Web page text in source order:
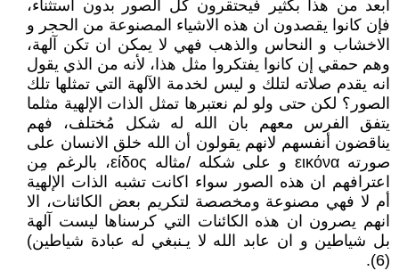
ابعد من هذا بكثير فيحتقرون كل الصور بدون استثناء،
فإن كانوا يقصدون ان هذه الاشياء المصنوعة من الحجر و
الاخشاب و النحاس والذهب فهي لا يمكن ان تكن آلهة،
وهم حمقي إن كانوا يفتكروا مثل هذا، لأنه من الذي يقول
انه يقدم صلاته لتلك و ليس لخدمة الآلهة التي تمثلها تلك
الصور؟ لكن حتى ولو لم نعتبرها تمثل الذات الإلهية مثلما
يتفق الفرس معهم بان الله له شكل مُختلف، فهم
يناقضون أنفسهم لانهم يقولون أن الله خلق الانسان على
صورته εικόνα و على شكله /مثاله είδος، بالرغم مِن
اعترافهم ان هذه الصور سواء اكانت تشبه الذات الإلهية
أم لا فهي مصنوعة ومخصصة لتكريم بعض الكائنات، الا
انهم يصرون ان هذه الكائنات التي كرسناها ليست آلهة
بل شياطين و ان عابد الله لا يـنبغي له عبادة شياطين)
(6).